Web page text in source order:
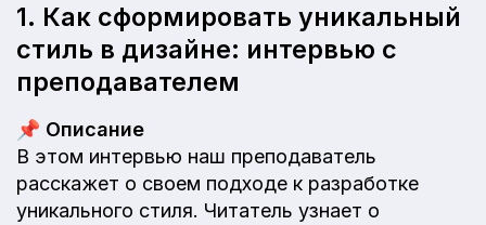
1. Как сформировать уникальный
стиль в дизайне: интервью с
преподавателем
📌 Описание
В этом интервью наш преподаватель
расскажет о своем подходе к разработке
уникального стиля. Читатель узнает о